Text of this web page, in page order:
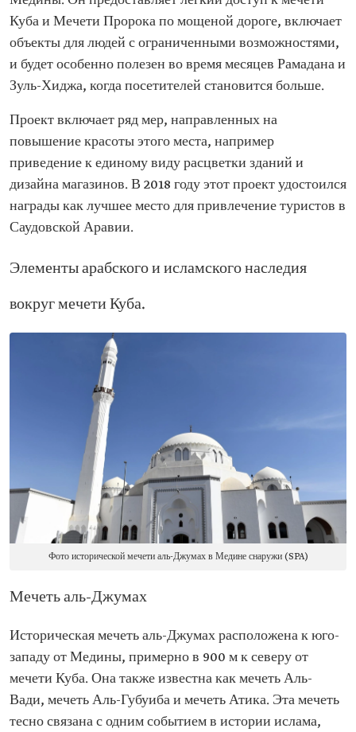
Куба и Мечети Пророка по мощеной дороге, включает
объекты для людей с ограниченными возможностями,
и будет особенно полезен во время месяцев Рамадана и
Зуль-Хиджа, когда посетителей становится больше.
Проект включает ряд мер, направленных на
повышение красоты этого места, например
приведение к единому виду расцветки зданий и
дизайна магазинов. В 2018 году этот проект удостоился
награды как лучшее место для привлечение туристов в
Саудовской Аравии.
Элементы арабского и исламского наследия
вокруг мечети Куба.
Фото исторической мечети аль-Джумах в Медине снаружи (SPA)
Мечеть аль-Джумах
Историческая мечеть аль-Джумах расположена к юго-
западу от Медины, примерно в 900 м к северу от
мечети Куба. Она также известна как мечеть Аль-
Вади, мечеть Аль-Губуиба и мечеть Атика. Эта мечеть
тесно связана с одним событием в истории ислама,